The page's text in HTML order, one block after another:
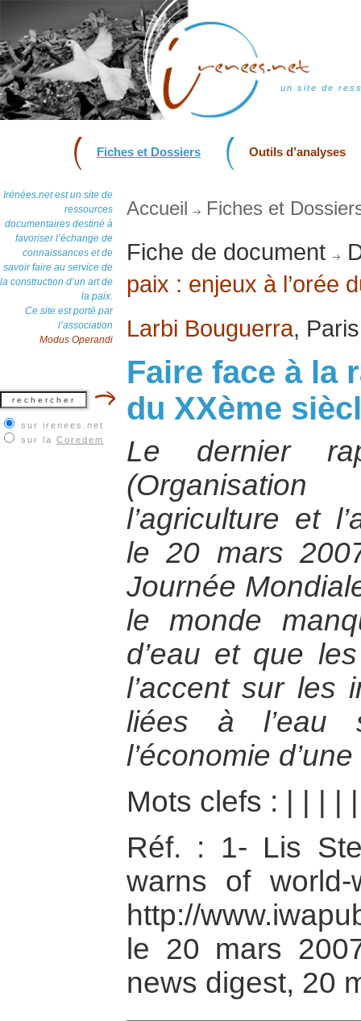
un site de
Fiches et Dossiers Outils d’analyses
Irénées.net est un site de
ressources
documentaires destiné à
favoriser l’échange de
connaissances et de
savoir faire au service de
la construction d’un art de
la paix.
Ce site est porté par
l’association
Modus Operandi
sur irenees.net
sur la Coredem
Accueil Fiches et
Fiche de document
paix : enjeux à l’orée
Larbi Bouguerra,
Faire face à la
du XXème
Le dernier
l’agriculture et
le 20 mars
Journée
le monde
d’eau et que
l’accent sur les
liées à l’eau
l’économie
Mots clefs :
Réf. : 1- Lis
warns of
http://
le 20 mars
news digest, 20